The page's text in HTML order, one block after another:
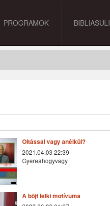
PROGRAMOK BIBLIASULI
Oltással vagy anélkül?
2021.04.03 22:39
Gyereahogyvagy
A böjt lelki motívuma